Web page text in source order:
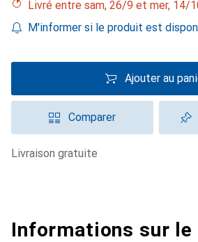
Livré entre sam, 26/9 et mer, 14/
M'informer si le produit est
Ajouter au
Comparer
livraison gratuite
Informations sur